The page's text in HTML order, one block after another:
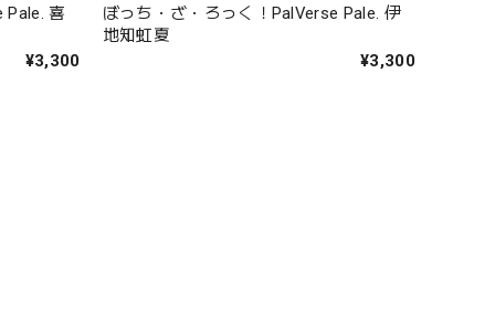
Pale. 喜
¥3,300
ぼっち・ざ・ろっく！PalVerse Pale. 伊
地知虹夏
¥3,300